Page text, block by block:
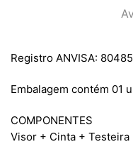
Registro ANVISA:
Embalagem contém 01
COMPONENTES
Visor + Cinta + Testeira